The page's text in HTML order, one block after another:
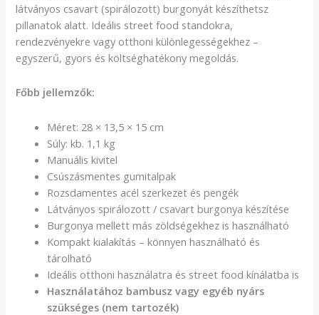
látványos csavart (spirálozott) burgonyát készíthetsz
pillanatok alatt. Ideális street food standokra,
rendezvényekre vagy otthoni különlegességekhez –
egyszerű, gyors és költséghatékony megoldás.
Főbb jellemzők:
Méret: 28 × 13,5 × 15 cm
Súly: kb. 1,1 kg
Manuális kivitel
Csúszásmentes gumitalpak
Rozsdamentes acél szerkezet és pengék
Látványos spirálozott / csavart burgonya készítése
Burgonya mellett más zöldségekhez is használható
Kompakt kialakítás – könnyen használható és
tárolható
Ideális otthoni használatra és street food kínálatba is
Használatához bambusz vagy egyéb nyárs
szükséges (nem tartozék)